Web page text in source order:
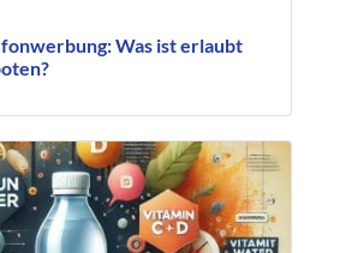
Was ist erlaubt